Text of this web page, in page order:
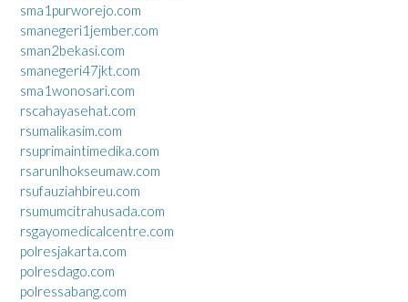
sma1purworejo.com
smanegeri1jember.com
sman2bekasi.com
smanegeri47jkt.com
sma1wonosari.com
rscahayasehat.com
rsumalikasim.com
rsuprimaintimedika.com
rsarunlhokseumaw.com
rsufauziahbireu.com
rsumumcitrahusada.com
rsgayomedicalcentre.com
polresjakarta.com
polresdago.com
polressabang.com